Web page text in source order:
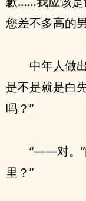
您差不多高的
中年人做
是不是就是白
吗？”
“——对。”
里？”